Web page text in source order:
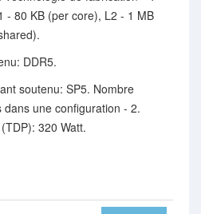
- 80 KB (per core), L2 - 1 MB
DDR5.
soutenu: SP5. Nombre
une configuration - 2.
320 Watt.